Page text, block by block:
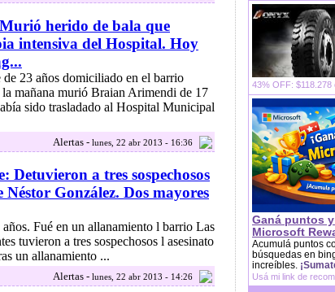
herido de bala que
intensiva del Hospital. Hoy
de 23 años domiciliado en el barrio
mañana murió Braian Arimendi de 17
sido trasladado al Hospital Municipal
Alertas - lunes, 22 abr 2013 - 16:36
Detuvieron a tres sospechosos
Néstor González. Dos mayores
Fué en un allanamiento l barrio Las
tuvieron a tres sospechosos l asesinato
un allanamiento ...
Alertas - lunes, 22 abr 2013 - 14:26
43% OFF: $118.278
Ganá puntos
Microsoft
Acumulá puntos
búsquedas en
increíbles.
Usá mi link de